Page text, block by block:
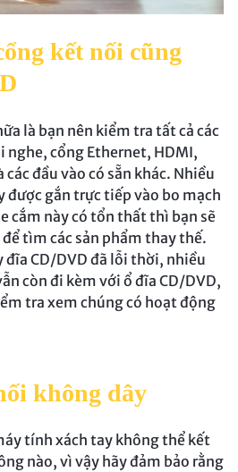
kết nối cũng
là bạn nên kiểm tra tất cả các
nghe, cổng Ethernet, HDMI,
các đầu vào có sẵn khác. Nhiều
được gắn trực tiếp vào bo mạch
cắm này có tổn thất thì bạn sẽ
tìm các sản phẩm thay thế.
đĩa CD/DVD đã lỗi thời, nhiều
còn đi kèm với ổ đĩa CD/DVD,
tra xem chúng có hoạt động
không dây
tính xách tay không thể kết
nào, vì vậy hãy đảm bảo rằng